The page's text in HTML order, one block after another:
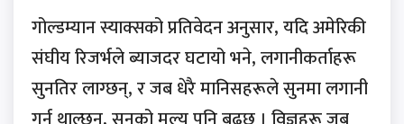
गोल्डम्यान स्याक्सको प्रतिवेदन अनुसार, यदि अमेरिकी
संघीय रिजर्भले ब्याजदर घटायो भने, लगानीकर्ताहरू
सुनतिर लाग्छन्, र जब धेरै मानिसहरूले सुनमा लगानी